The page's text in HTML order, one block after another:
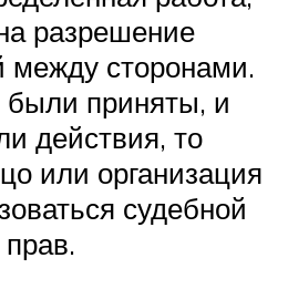
разрешение
между сторонами.
приняты, и
действия, то
или организация
судебной